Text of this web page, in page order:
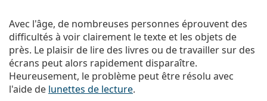
Avec l'âge, de nombreuses personnes éprouvent des
difficultés à voir clairement le texte et les objets de
près. Le plaisir de lire des livres ou de travailler sur des
écrans peut alors rapidement disparaître.
Heureusement, le problème peut être résolu avec
l'aide de lunettes de lecture.